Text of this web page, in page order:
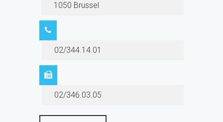
1050 Brussel
02/344.14.01
02/346.03.05